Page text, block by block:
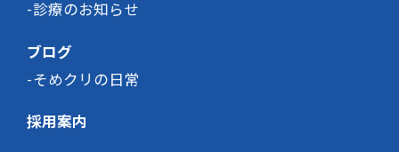
診療のお知らせ
ブログ
そめクリの日常
採用案内